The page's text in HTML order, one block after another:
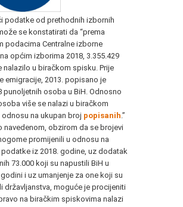
podatke od prethodnih izbornih
se konstatirati da “prema
podacima Centralne izborne
općim izborima 2018, 3.355.429
nalazilo u biračkom spisku. Prije
emigracije, 2013. popisano je
punoljetnih osoba u BiH. Odnosno
više se nalazi u biračkom
odnosu na ukupan broj popisanih.”
navedenom, obzirom da se brojevi
promijenili u odnosu na
podatke iz 2018. godine, uz dodatak
73.000 koji su napustili BiH u
i uz umanjenje za one koji su
državljanstva, moguće je procijeniti
na biračkim spiskovima nalazi